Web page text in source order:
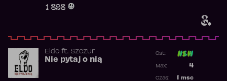
3.
1 898
Eldoft. Szczur
Nie pytaj o nią
Ost:
4
Max:
msc
Czas: